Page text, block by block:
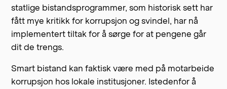
statlige bistandsprogrammer, som historisk sett har
fått mye kritikk for korrupsjon og svindel, har nå
implementert tiltak for å sørge for at pengene går
dit de trengs.
Smart bistand kan faktisk være med på motarbeide
korrupsjon hos lokale institusjoner. Istedenfor å